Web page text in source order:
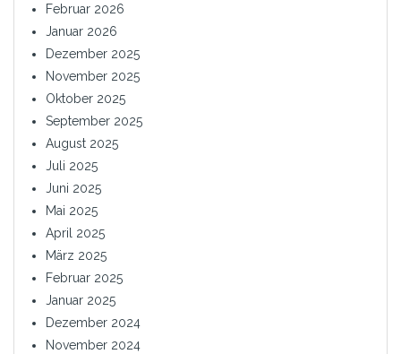
Februar 2026
Januar 2026
Dezember 2025
November 2025
Oktober 2025
September 2025
August 2025
Juli 2025
Juni 2025
Mai 2025
April 2025
März 2025
Februar 2025
Januar 2025
Dezember 2024
November 2024